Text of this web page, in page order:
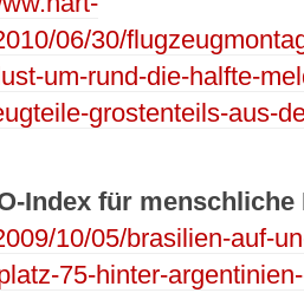
06/30/
um-rund-die-halfte-
grostenteils-aus-
Index für
10/05/brasilien-auf-
75-hinter-